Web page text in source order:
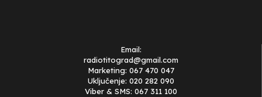
Email:
radiotitograd@gmail.com
Marketing: 067 470 047
Uključenje: 020 282 090
Viber & SMS: 067 311 100